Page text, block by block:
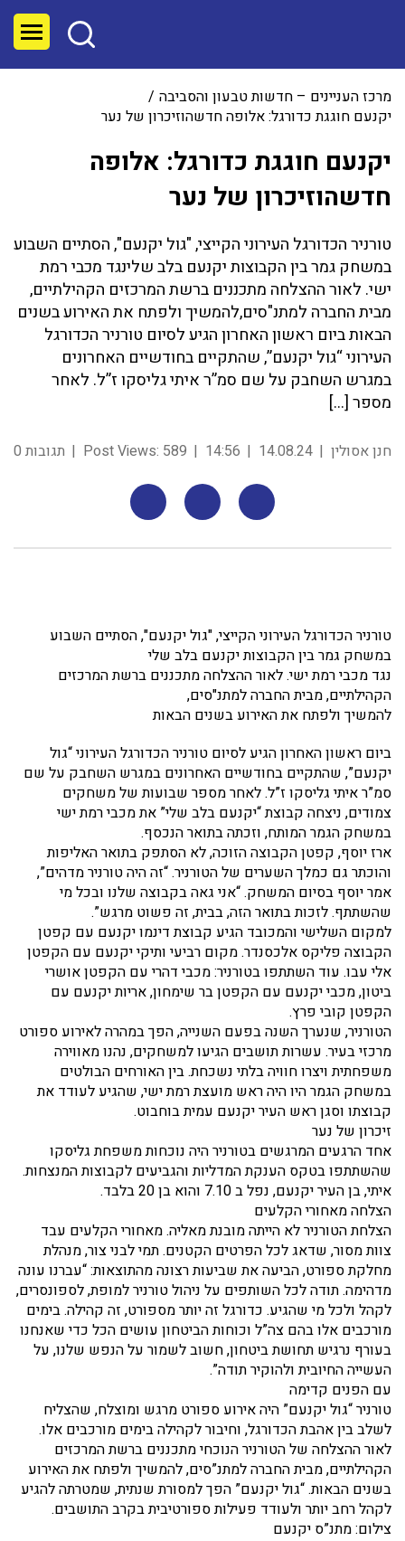
מרכז העניינים – חדשות טבעון והסביבה
יקנעם חוגגת כדורגל: אלופה חדשהוזיכרון של נער
יקנעם חוגגת כדורגל: אלופה
חדשהוזיכרון של נער
טורניר הכדורגל העירוני הקייצי, "גול יקנעם", הסתיים השבוע
במשחק גמר בין הקבוצות יקנעם בלב שלינגד מכבי רמת
ישי. לאור ההצלחה מתכננים ברשת המרכזים הקהילתיים,
מבית החברה למתנ"סים,להמשיך ולפתח את האירוע בשנים
הבאות ביום ראשון האחרון הגיע לסיום טורניר הכדורגל
העירוני “גול יקנעם”, שהתקיים בחודשיים האחרונים
במגרש השחבק על שם סמ”ר איתי גליסקו ז”ל. לאחר
מספר […]
חנן אסולין 14.08.24
14:56
Post Views: 589 תגובות 0
טורניר הכדורגל העירוני הקייצי, "גול יקנעם", הסתיים השבוע
במשחק גמר בין הקבוצות יקנעם בלב שלי
נגד מכבי רמת ישי. לאור ההצלחה מתכננים ברשת המרכזים
הקהילתיים, מבית החברה למתנ"סים,
להמשיך ולפתח את האירוע בשנים הבאות
ביום ראשון האחרון הגיע לסיום טורניר הכדורגל העירוני “גול
יקנעם”, שהתקיים בחודשיים האחרונים במגרש השחבק על שם
סמ”ר איתי גליסקו ז”ל. לאחר מספר שבועות של משחקים
צמודים, ניצחה קבוצת “יקנעם בלב שלי” את מכבי רמת ישי
במשחק הגמר המותח, וזכתה בתואר הנכסף.
ארז יוסף, קפטן הקבוצה הזוכה, לא הסתפק בתואר האליפות
והוכתר גם כמלך השערים של הטורניר. “זה היה טורניר מדהים”,
אמר יוסף בסיום המשחק. “אני גאה בקבוצה שלנו ובכל מי
שהשתתף. לזכות בתואר הזה, בבית, זה פשוט מרגש”.
למקום השלישי והמכובד הגיע קבוצת דינמו יקנעם עם קפטן
הקבוצה פליקס אלכסנדר. מקום רביעי ותיקי יקנעם עם הקפטן
אלי עבו. עוד השתתפו בטורניר: מכבי דהרי עם הקפטן אושרי
ביטון, מכבי יקנעם עם הקפטן בר שימחון, אריות יקנעם עם
הקפטן קובי פרץ.
הטורניר, שנערך השנה בפעם השנייה, הפך במהרה לאירוע ספורט
מרכזי בעיר. עשרות תושבים הגיעו למשחקים, נהנו מאווירה
משפחתית ויצרו חוויה בלתי נשכחת. בין האורחים הבולטים
במשחק הגמר היו היה ראש מועצת רמת ישי, שהגיע לעודד את
קבוצתו וסגן ראש העיר יקנעם עמית בוחבוט.
זיכרון של נער
אחד הרגעים המרגשים בטורניר היה נוכחות משפחת גליסקו
שהשתתפו בטקס הענקת המדליות והגביעים לקבוצות המנצחות.
איתי, בן העיר יקנעם, נפל ב 7.10 והוא בן 20 בלבד.
הצלחה מאחורי הקלעים
הצלחת הטורניר לא הייתה מובנת מאליה. מאחורי הקלעים עבד
צוות מסור, שדאג לכל הפרטים הקטנים. תמי לבני צור, מנהלת
מחלקת ספורט, הביעה את שביעות רצונה מהתוצאות: “עברנו עונה
מדהימה. תודה לכל השותפים על ניהול טורניר למופת, לספונסרים,
לקהל ולכל מי שהגיע. כדורגל זה יותר מספורט, זה קהילה. בימים
מורכבים אלו בהם צה”ל וכוחות הביטחון עושים הכל כדי שאנחנו
בעורף נרגיש תחושת ביטחון, חשוב לשמור על הנפש שלנו, על
העשייה החיובית ולהוקיר תודה”.
עם הפנים קדימה
טורניר “גול יקנעם” היה אירוע ספורט מרגש ומוצלח, שהצליח
לשלב בין אהבת הכדורגל, וחיבור לקהילה בימים מורכבים אלו.
לאור ההצלחה של הטורניר הנוכחי מתכננים ברשת המרכזים
הקהילתיים, מבית החברה למתנ”סים, להמשיך ולפתח את האירוע
בשנים הבאות. “גול יקנעם” הפך למסורת שנתית, שמטרתה להגיע
לקהל רחב יותר ולעודד פעילות ספורטיבית בקרב התושבים.
צילום: מתנ”ס יקנעם